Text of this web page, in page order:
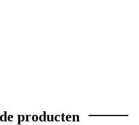
producten